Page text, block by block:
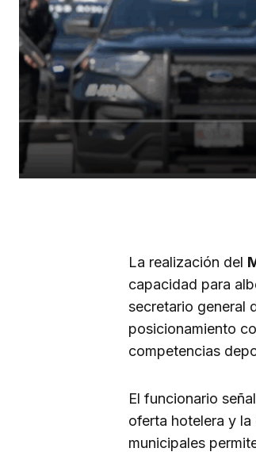
La realización del
capacidad para
secretario general
posicionamiento
competencias
El funcionario
oferta hotelera y
municipales